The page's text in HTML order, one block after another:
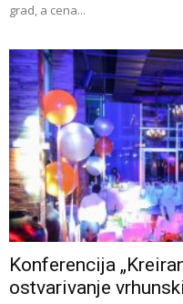
grad, a cena...
Konferencija
ostvarivanje